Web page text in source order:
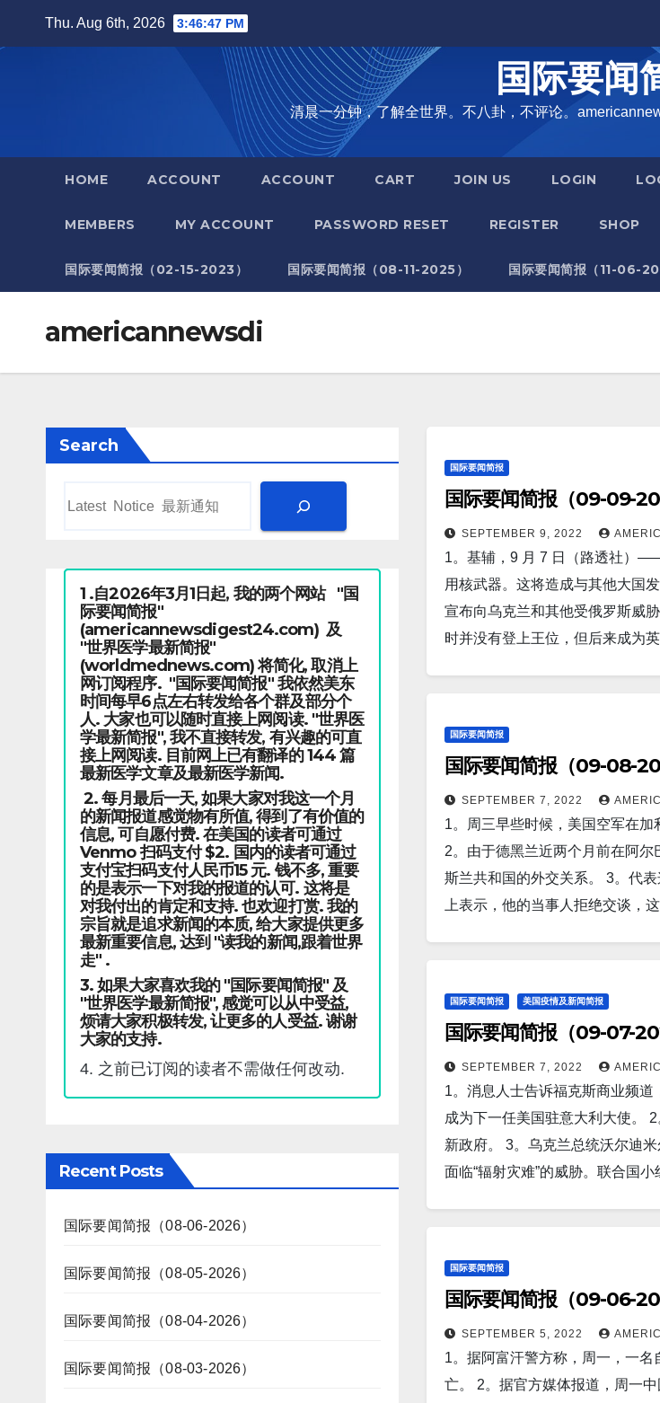
Thu. Aug 6th, 2026 3:46:48 PM
国际要闻
清晨一分钟，了解全世界。不八卦，不评论。
HOME ACCOUNT ACCOUNT CART JOIN US LOGIN
MEMBERS MY ACCOUNT PASSWORD RESET REGISTER SHOP
国际要闻简报（02-15-2023） 国际要闻简报（08-11-2025） 国际要闻简报（11-06-
americannewsdi
Search
1 .自2026年3月1日起, 我的两个网站 "国
际要闻简报"
(americannewsdigest24.com) 及
"世界医学最新简报"
(worldmednews.com) 将简化, 取消上
网订阅程序. "国际要闻简报" 我依然美东
时间每早6点左右转发给各个群及部分个
人. 大家也可以随时直接上网阅读. "世界医
学最新简报", 我不直接转发, 有兴趣的可直
接上网阅读. 目前网上已有翻译的 144 篇
最新医学文章及最新医学新闻.
2. 每月最后一天, 如果大家对我这一个月
的新闻报道感觉物有所值, 得到了有价值的
信息, 可自愿付费. 在美国的读者可通过
Venmo 扫码支付 $2. 国内的读者可通过
支付宝扫码支付人民币15 元. 钱不多, 重要
的是表示一下对我的报道的认可. 这将是
对我付出的肯定和支持. 也欢迎打赏. 我的
宗旨就是追求新闻的本质, 给大家提供更多
最新重要信息, 达到 "读我的新闻,跟着世界
走" .
3. 如果大家喜欢我的 "国际要闻简报" 及
"世界医学最新简报", 感觉可以从中受益,
烦请大家积极转发, 让更多的人受益. 谢谢
大家的支持.
4. 之前已订阅的读者不需做任何改动.
Recent Posts
国际要闻简报（08-06-2026）
国际要闻简报（08-05-2026）
国际要闻简报（08-04-2026）
国际要闻简报（08-03-2026）
国际要闻简报
国际要闻简报（09-09-
SEPTEMBER 9, 2022
1。基辅，9 月 7 日（路透社）
用核武器。这将造成与其他大国
宣布向乌克兰和其他受俄罗斯威
时并没有登上王位，但后来成为
磁场的新世界纪录。8月12日，
的工作磁体产生了世界上最高的
拉。 7。马尼拉，9 月 8 日（路
首次海外之行取得了成功，获得
他的总统职位有一个良好的开端
续在该国南部进行反攻，与俄罗
震恢复工作变得复杂，周一灾难
需要。 11。路透河内9月7日 - 越
合作。 12。根据一项重大研究，
塌，最终导致海平面大幅上升，
永久冻土的突然融化。 13。据《
度超过 1 亿摄氏度，使我们离核
兰相邻的国家提供资金，这些国
诊人数3,406人。新增死亡人数52
德国新增42 ,057人。…
国际要闻简报
国际要闻简报（09-08-
SEPTEMBER 7, 2022
1。周三早些时候，美国空军在加
2。由于德黑兰近两个月前在阿
斯兰共和国的外交关系。 3。代
上表示，他的当事人拒绝交谈，
年内在中国建设“先进技术”设施
部分而公布的。 7。北京（路透
飙升削弱了海外需求，新的
示，8 月出口同比增长 7.1%，低
长 12.8% 的预期。 8。一个国际
中一颗可能适合生命存在。与我
和海王星等冰冷的行星轻。 9。
的 Covid 规定阻止他们获得食物
这也是因为囚犯每天都必须进行
食物。 12。路透俄罗斯符拉迪沃
斯“不可能”的，莫斯科将无视西
国际要闻简报 美国疫情及新闻简报
国际要闻简报（09-07-
SEPTEMBER 7, 2022
1。消息人士告诉福克斯商业频
成为下一任美国驻意大利大使。
新政府。 3。乌克兰总统沃尔迪
面临“辐射灾难”的威胁。联合国
和菲律宾的安全合作之际，一名
航道安全的威胁。 8。皮肤癌患
过抑制一种关键代谢酶来防止黑
产生一种新的药物来选择性治疗
定了有关COVID-19 爆发起源于
国际要闻简报
国际要闻简报（09-06-
SEPTEMBER 5, 2022
1。据阿富汗警方称，周一，一
亡。 2。据官方媒体报道，周一